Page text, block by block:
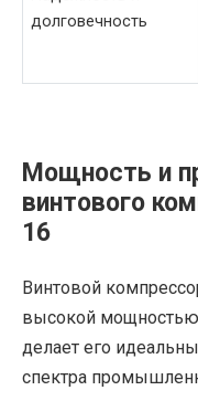
долговечность
Мощность и
винтового
16
Винтовой
высокой мощностью
делает его
спектра